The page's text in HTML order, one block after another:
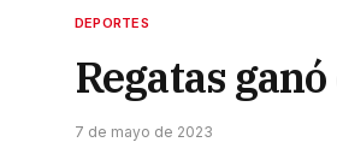
DEPORTES
Regatas
7 de mayo de 2023